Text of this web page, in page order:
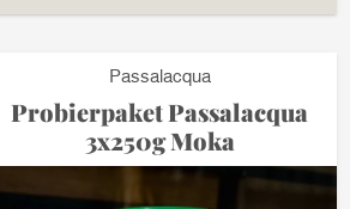
Passalacqua
Probierpaket Passalacqua
3x250g Moka